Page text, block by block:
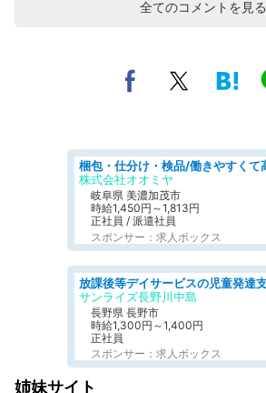
全てのコメントを見る
株式会社オオミヤ
岐阜県 美濃加茂市
時給1,450円～1,813円
正社員 / 派遣社員
スポンサー：求人ボックス
サンライズ長野川中島
長野県 長野市
時給1,300円～1,400円
正社員
スポンサー：求人ボックス
姉妹サイト